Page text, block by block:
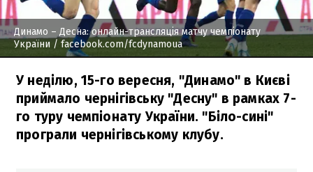
Динамо – Десна: онлайн-трансляція матчу чемпіонату
України / facebook.com/fcdynamoua
У неділю, 15-го вересня, "Динамо" в Києві
приймало чернігівську "Десну" в рамках 7-
го туру чемпіонату України. "Біло-сині"
програли чернігівському клубу.